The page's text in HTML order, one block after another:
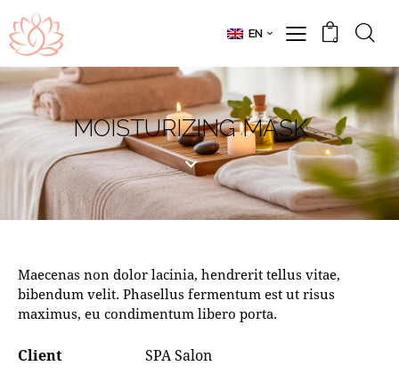
EN 0
MOISTURIZING MASK
Maecenas non dolor lacinia, hendrerit tellus vitae,
bibendum velit. Phasellus fermentum est ut risus
maximus, eu condimentum libero porta.
Client
SPA Salon